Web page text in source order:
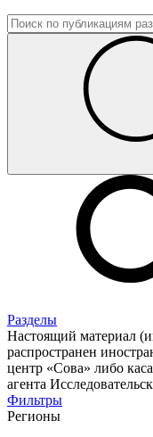
Разделы
Настоящий материал
распространен
центр «Сова» либо
агента
Фильтры
Регионы